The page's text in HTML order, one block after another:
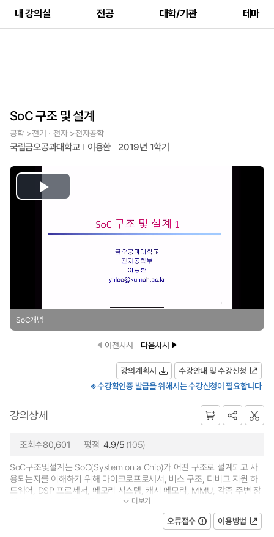
내 강의실 전공 대학/기관 테마
SoC 구조 및 설계
공학 >전기ㆍ전자 >전자공학
국립금오공과대학교 이용환 2019년 1학기
Play
SoC개념
이전차시 다음차시
강의계획서
수강안내 및 수강신청
※ 수강확인증 발급을 위해서는 수강신청이 필요합니다
강의상세
조회수80,601 평점 4.9/5 (105)
SoC구조및설계는 SoC(System on a Chip)가 어떤 구조로 설계되고 사
용되는지를 이해하기 위해 마이크로프로세서, 버스 구조, 디버그 지원 하
드웨어, DSP 프로세서, 메모리 시스템, 캐시 메모리, MMU, 각종 주변 장
치에 대해 다루고 플랫폼 기반 설계 방법...
더보기
오류접수 이용방법